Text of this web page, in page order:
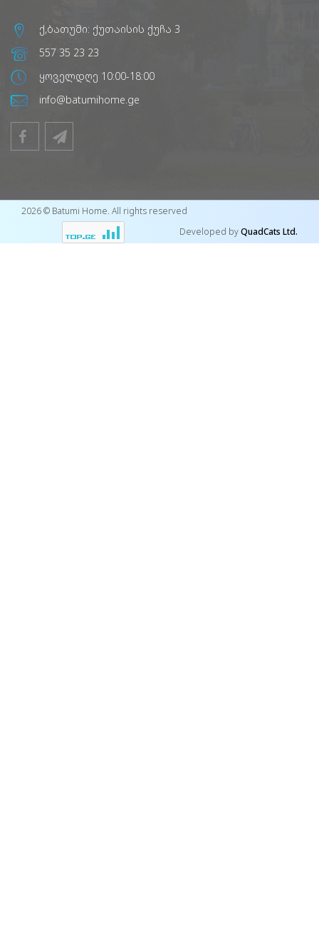
ქ,ბათუმი: ქუთაისის ქუჩა 3
557 35 23 23
ყოველდღე 10:00-18:00
info@batumihome.ge
2026 © Batumi Home. All rights reserved
Developed byQuadCats Ltd.